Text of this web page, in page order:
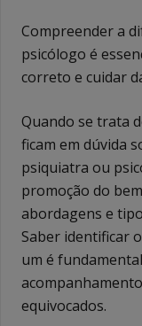
Compreender a
psicólogo é
correto e cuidar
Quando se trata
ficam em dúvida
psiquiatra ou
promoção do
abordagens e
Saber identificar
um é
equivocados.